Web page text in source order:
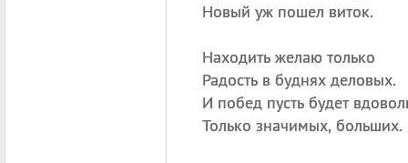
Новый уж пошел виток.
Находить желаю только
Радость в буднях деловых.
И побед пусть будет
Только значимых, больших.